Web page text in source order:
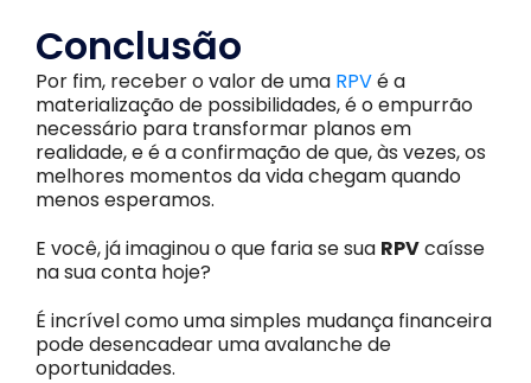
Conclusão
Por fim, receber o valor de uma RPVé a
materialização de possibilidades, é o empurrão
necessário para transformar planos em
realidade, e é a confirmação de que, às vezes, os
melhores momentos da vida chegam quando
menos esperamos.
E você, já imaginou o que faria se sua RPVcaísse
na sua conta hoje?
É incrível como uma simples mudança financeira
pode desencadear uma avalanche de
oportunidades.